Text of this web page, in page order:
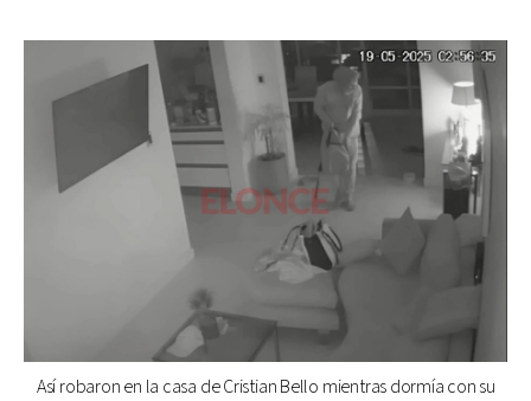
Así robaron en la casa de Cristian Bello mientras dormía con su